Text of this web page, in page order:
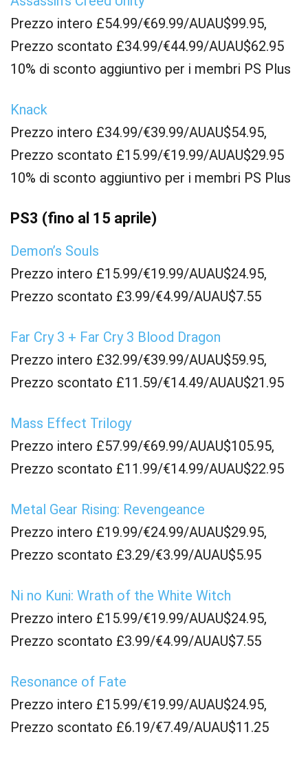
Prezzo intero £54.99/€69.99/AUAU$99.95,
Prezzo scontato £34.99/€44.99/AUAU$62.95
10% di sconto aggiuntivo per i membri PS Plus
Knack
Prezzo intero £34.99/€39.99/AUAU$54.95,
Prezzo scontato £15.99/€19.99/AUAU$29.95
10% di sconto aggiuntivo per i membri PS Plus
PS3 (fino al 15 aprile)
Demon’s Souls
Prezzo intero £15.99/€19.99/AUAU$24.95,
Prezzo scontato £3.99/€4.99/AUAU$7.55
Far Cry 3 + Far Cry 3 Blood Dragon
Prezzo intero £32.99/€39.99/AUAU$59.95,
Prezzo scontato £11.59/€14.49/AUAU$21.95
Mass Effect Trilogy
Prezzo intero £57.99/€69.99/AUAU$105.95,
Prezzo scontato £11.99/€14.99/AUAU$22.95
Metal Gear Rising: Revengeance
Prezzo intero £19.99/€24.99/AUAU$29.95,
Prezzo scontato £3.29/€3.99/AUAU$5.95
Ni no Kuni: Wrath of the White Witch
Prezzo intero £15.99/€19.99/AUAU$24.95,
Prezzo scontato £3.99/€4.99/AUAU$7.55
Resonance of Fate
Prezzo intero £15.99/€19.99/AUAU$24.95,
Prezzo scontato £6.19/€7.49/AUAU$11.25